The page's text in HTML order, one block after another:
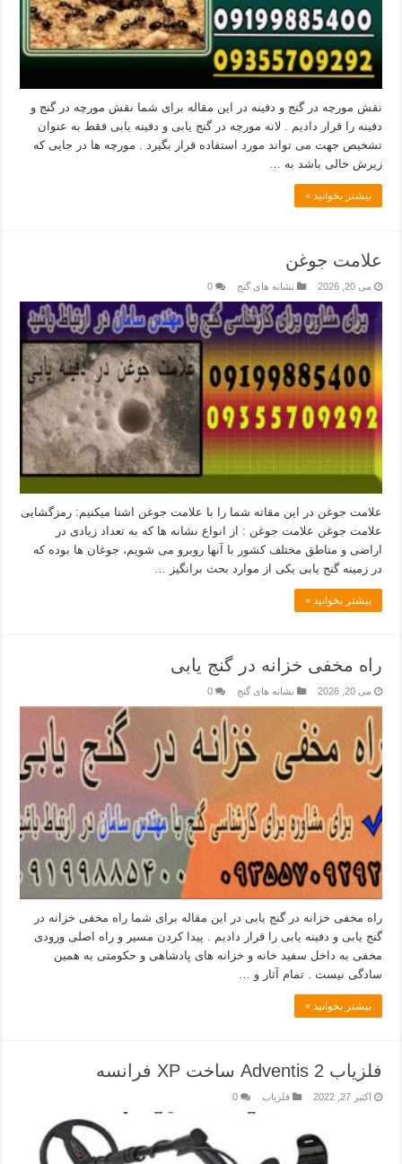
نقش مورچه در گنج و دفینه در این مقاله برای شما نقش مورچه در گنج و
دفینه را قرار دادیم . لانه مورچه در گنج یابی و دفینه یابی فقط به عنوان
تشخیص جهت می تواند مورد استفاده قرار بگیرد . مورچه ها در جایی که
زیرش خالی باشد به …
بیشتر بخوانید »
علامت جوغن
می 20, 2026 نشانه های گنج 0
علامت جوغن در این مقاته شما را با علامت جوغن اشنا میکنیم: رمزگشایی
علامت جوغن علامت جوغن : از انواع نشانه ها که به تعداد زیادی در
اراضی و مناطق مختلف کشور با آنها روبرو می شویم، جوغان ها بوده که
در زمینه گنج یابی یکی از موارد بحث برانگیز …
بیشتر بخوانید »
راه مخفی خزانه در گنج یابی
می 20, 2026 نشانه های گنج 0
راه مخفی خزانه در گنج یابی در این مقاله برای شما راه مخفی خزانه در
گنج یابی و دفینه یابی را قرار دادیم . پیدا کردن مسیر و راه اصلی ورودی
مخفی به داخل سفید خانه و خزانه های پادشاهی و حکومتی به همین
سادگی نیست . تمام آثار و …
بیشتر بخوانید »
فلزیاب Adventis 2 ساخت XP فرانسه
اکتبر 27, 2022 فلزیاب 0